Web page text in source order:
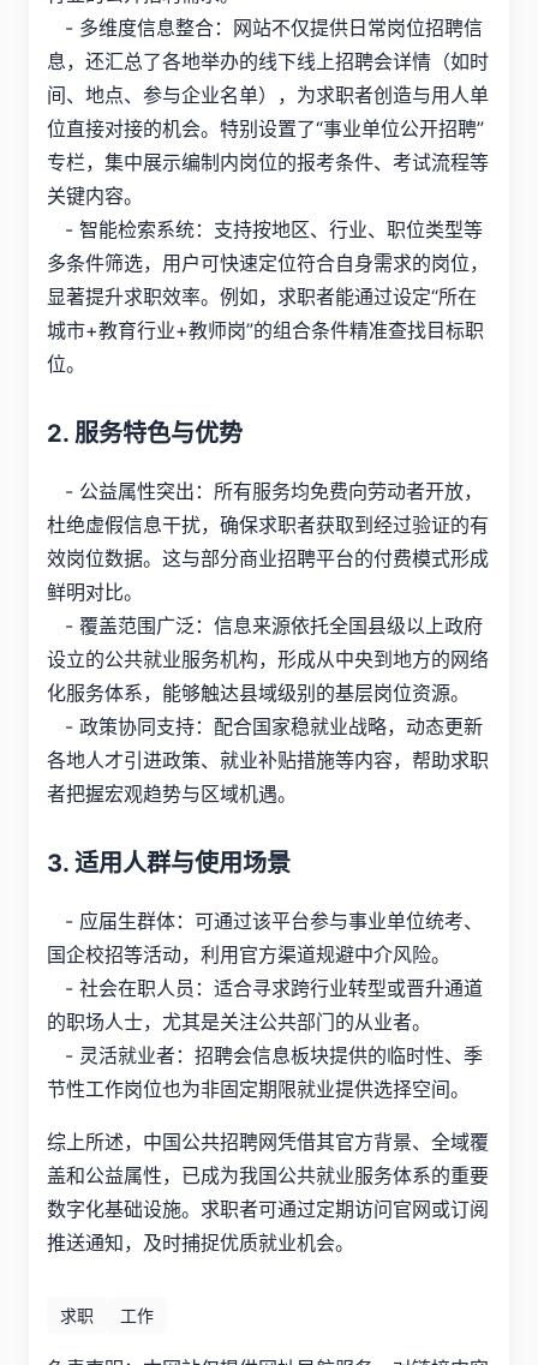
- 多维度信息整合：网站不仅提供日常岗位招聘信
息，还汇总了各地举办的线下线上招聘会详情（如时
间、地点、参与企业名单），为求职者创造与用人单
位直接对接的机会。特别设置了“事业单位公开招聘”
专栏，集中展示编制内岗位的报考条件、考试流程等
关键内容。
- 智能检索系统：支持按地区、行业、职位类型等
多条件筛选，用户可快速定位符合自身需求的岗位，
显著提升求职效率。例如，求职者能通过设定“所在
城市+教育行业+教师岗”的组合条件精准查找目标职
位。
2. 服务特色与优势
- 公益属性突出：所有服务均免费向劳动者开放，
杜绝虚假信息干扰，确保求职者获取到经过验证的有
效岗位数据。这与部分商业招聘平台的付费模式形成
鲜明对比。
- 覆盖范围广泛：信息来源依托全国县级以上政府
设立的公共就业服务机构，形成从中央到地方的网络
化服务体系，能够触达县域级别的基层岗位资源。
- 政策协同支持：配合国家稳就业战略，动态更新
各地人才引进政策、就业补贴措施等内容，帮助求职
者把握宏观趋势与区域机遇。
3. 适用人群与使用场景
- 应届生群体：可通过该平台参与事业单位统考、
国企校招等活动，利用官方渠道规避中介风险。
- 社会在职人员：适合寻求跨行业转型或晋升通道
的职场人士，尤其是关注公共部门的从业者。
- 灵活就业者：招聘会信息板块提供的临时性、季
节性工作岗位也为非固定期限就业提供选择空间。
综上所述，中国公共招聘网凭借其官方背景、全域覆
盖和公益属性，已成为我国公共就业服务体系的重要
数字化基础设施。求职者可通过定期访问官网或订阅
推送通知，及时捕捉优质就业机会。
求职 工作